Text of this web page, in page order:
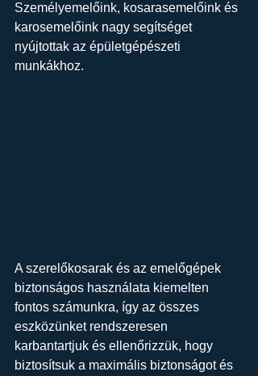
Személyemelőink, kosarasemelőink és
karosemelőink nagy segítséget
nyújtottak az épületgépészeti
munkákhoz.
A szerelőkosarak és az emelőgépek
biztonságos használata kiemelten
fontos számunkra, így az összes
eszközünket rendszeresen
karbantartjuk és ellenőrizzük, hogy
biztosítsuk a maximális biztonságot és